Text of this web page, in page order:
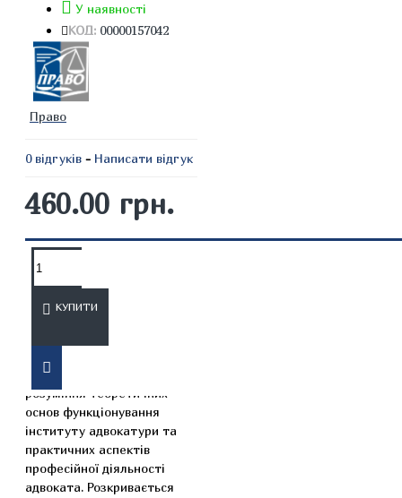
У наявності
КОД: 00000157042
Право
0 відгуків - Написати відгук
460.00 грн.
КУПИТИ
ОПИС
сучасні наукові підходи до
розуміння теоретичних
основ функціонування
інституту адвокатури та
практичних аспектів
професійної діяльності
адвоката. Розкривається